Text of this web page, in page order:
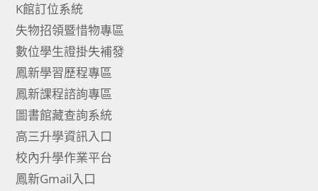
K館訂位系統
失物招領暨惜物專區
數位學生證掛失補發
鳳新學習歷程專區
鳳新課程諮詢專區
圖書館藏查詢系統
高三升學資訊入口
校內升學作業平台
鳳新Gmail入口